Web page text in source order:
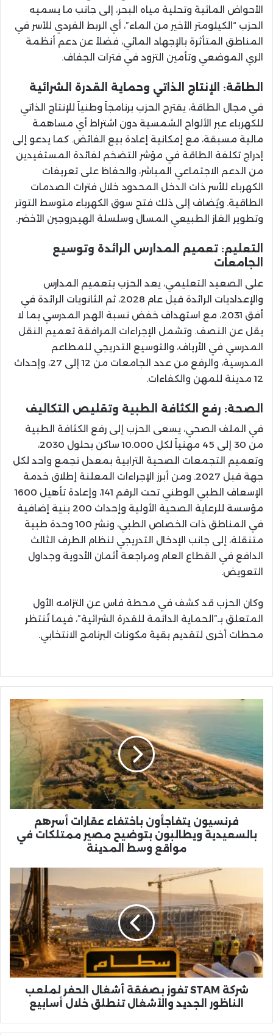
الأحواض المائية وتحلية مياه البحر، إلى جانب ما يسميه
الحزب “الكيلومتر الأخير من الماء”، أي الربط الفردي للأسر في
المناطق المتأثرة بالإجهاد المائي، فضلاً عن دعم أنظمة
الري الموضعي وتأمين التزود في فترات الجفاف.
الطاقة: الإنتاج الذاتي وحماية القدرة الشرائية
في مجال الطاقة، يقترح الحزب برنامجاً وطنياً للإنتاج الذاتي
للكهرباء عبر الألواح الشمسية دون اشتراط أي مساهمة
مالية مسبقة، مع إمكانية إعادة بيع الفائض. كما يدعو إلى
إدراج تكلفة الطاقة في مؤشر التضخم لفائدة المستفيدين
من الدعم الاجتماعي المباشر، والحفاظ على تعريفات
الكهرباء للأسر ذات الدخل المحدود خلال فترات الصدمات
الطاقية. ويُضاف إلى ذلك فتح سوق الكهرباء متوسط التوتر
وتطوير الغاز الطبيعي المسال وسلسلة الهيدروجين الأخضر.
التعليم: تعميم المدارس الرائدة وتوسيع
الجامعات
على الصعيد التعليمي، يعد الحزب بتعميم المدارس
والإعداديات الرائدة قبل عام 2028، ثم الثانويات الرائدة في
أفق 2031، مع استهداف خفض نسبة الهدر المدرسي بما لا
يقل عن النصف. وتشمل الإجراءات المرافقة تعميم النقل
المدرسي في الأرياف، والتوسيع التدريجي للمطاعم
المدرسية، والرفع من عدد الجامعات من 12 إلى 27، وإحداث
12 مدينة للمهن والكفاءات.
الصحة: رفع الكثافة الطبية وتقليص التكاليف
في الملف الصحي، يسعى الحزب إلى رفع الكثافة الطبية
من 30 إلى 45 مهنياً لكل 10.000 ساكن بحلول 2030،
وتعميم التجمعات الصحية الترابية بمعدل تجمع واحد لكل
جهة قبل 2027. ومن أبرز الإجراءات المعلنة إطلاق خدمة
الإسعاف الطبي الوطني تحت الرقم 141، وإعادة تأهيل 1600
مؤسسة للرعاية الصحية الأولية وإحداث 200 بنية إضافية
في المناطق ذات الخصاص الطبي، ونشر 100 وحدة طبية
متنقلة، إلى جانب الإدخال التدريجي لنظام الطرف الثالث
الدافع في القطاع العام ومراجعة أثمان الأدوية وجداول
التعويض.
وكان الحزب قد كشف في محطة فاس عن التزامه الأول
المتعلق بـ”الحماية الدائمة للقدرة الشرائية”، فيما تُنتظر
محطات أخرى لتقديم بقية مكونات البرنامج الانتخابي.
فرنسيون
يتفاجأون
عقارات
أسرهم
بالسعيدية
ويطالبون
بتوضيح
مصير
ممتلكات
في
فرنسيون يتفاجأون باختفاء عقارات أسرهم
بالسعيدية ويطالبون بتوضيح مصير ممتلكات في
مواقع وسط المدينة
تفوز
بصفقة
أشغال
الحفر
لملعب
الناظور
الجديد
والأشغال
تنطلق
شركة STAM تفوز بصفقة أشغال الحفر لملعب
الناظور الجديد والأشغال تنطلق خلال أسابيع